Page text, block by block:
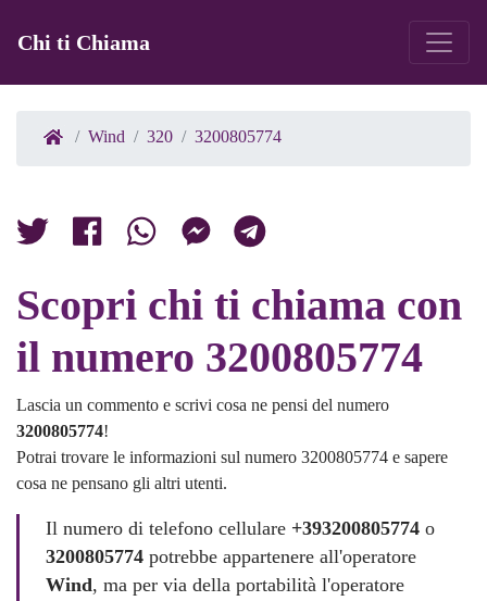
Chi ti Chiama
Wind 320 3200805774
Scopri chi ti chiama con
il numero 3200805774
Lascia un commento e scrivi cosa ne pensi del numero
3200805774!
Potrai trovare le informazioni sul numero 3200805774 e sapere
cosa ne pensano gli altri utenti.
Il numero di telefono cellulare +393200805774 o
3200805774 potrebbe appartenere all'operatore
Wind, ma per via della portabilità l'operatore